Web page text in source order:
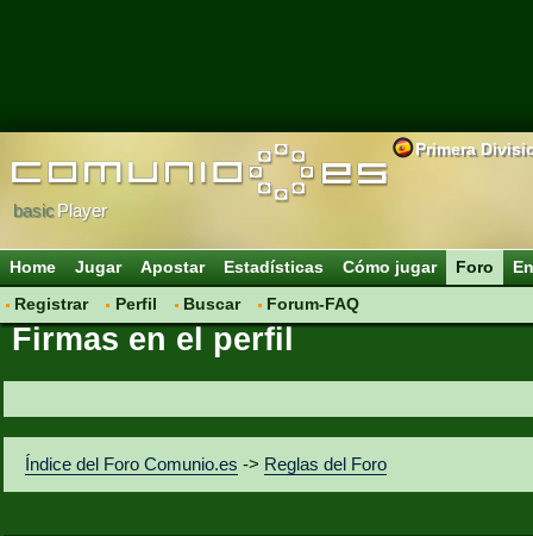
Primera
basicPlayer
Home Jugar Apostar Estadísticas Cómo jugar
Foro
Registrar
Perfil Buscar Forum-FAQ
Firmas en el perfil
Índice del Foro Comunio.es -> Reglas del Foro